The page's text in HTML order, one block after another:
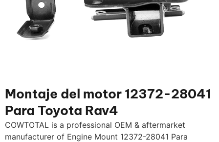
Montaje del motor 12372-28041
Para Toyota Rav4
COWTOTAL is a professional OEM & aftermarket
manufacturer of Engine Mount 12372-28041 Para